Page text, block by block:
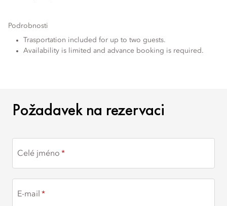
Podrobnosti
Trasportation included for up to two guests.
Availability is limited and advance booking is required.
POŽADAVEK NA
Požadavek na rezervaci
Celé jméno
E-mail